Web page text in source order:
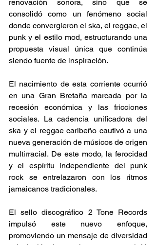
renovación sonora, sino que se
consolidó como un fenómeno social
donde convergieron el ska, el reggae, el
punk y el estilo mod, estructurando una
propuesta visual única que continúa
siendo fuente de inspiración.
El nacimiento de esta corriente ocurrió
en una Gran Bretaña marcada por la
recesión económica y las fricciones
sociales. La cadencia unificadora del
ska y el reggae caribeño cautivó a una
nueva generación de músicos de origen
multirracial. De este modo, la ferocidad
y el espíritu independiente del punk
rock se entrelazaron con los ritmos
jamaicanos tradicionales.
El sello discográfico 2 Tone Records
impulsó este nuevo enfoque,
promoviendo un mensaje de diversidad